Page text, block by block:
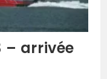
– arrivée